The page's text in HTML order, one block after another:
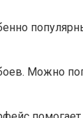
Можно